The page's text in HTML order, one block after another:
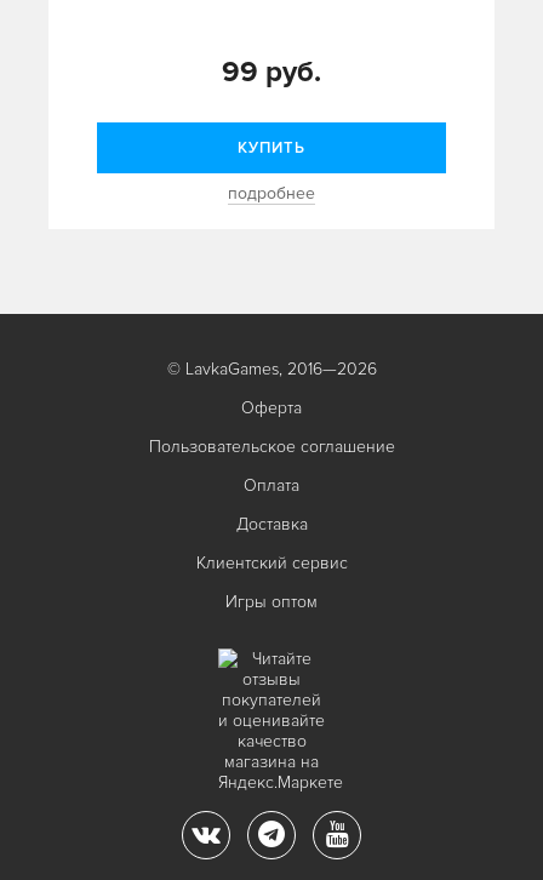
99 руб.
КУПИТЬ
подробнее
© LavkaGames, 2016—2026
Оферта
Пользовательское соглашение
Оплата
Доставка
Клиентский сервис
Игры оптом